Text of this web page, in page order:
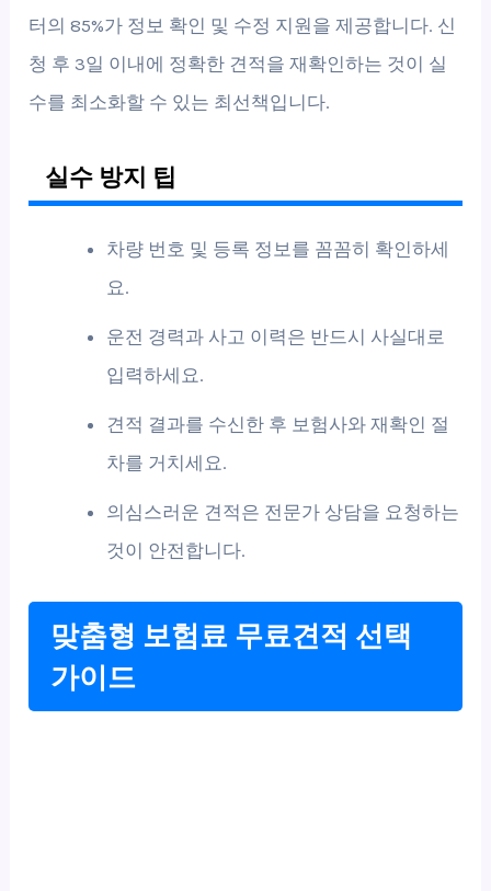
터의 85%가 정보 확인 및 수정 지원을 제공합니다. 신
청 후 3일 이내에 정확한 견적을 재확인하는 것이 실
수를 최소화할 수 있는 최선책입니다.
실수 방지 팁
차량 번호 및 등록 정보를 꼼꼼히 확인하세
요.
운전 경력과 사고 이력은 반드시 사실대로
입력하세요.
견적 결과를 수신한 후 보험사와 재확인 절
차를 거치세요.
의심스러운 견적은 전문가 상담을 요청하는
것이 안전합니다.
맞춤형 보험료 무료견적 선택
가이드